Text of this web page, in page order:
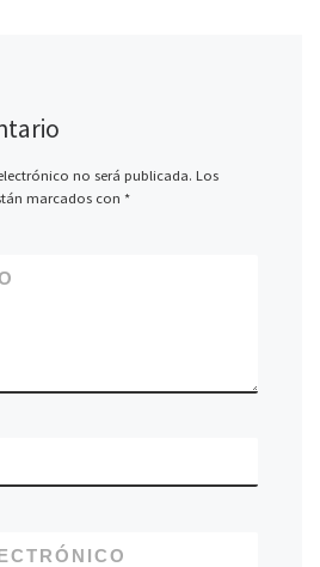
no será publicada. Los
marcados con *